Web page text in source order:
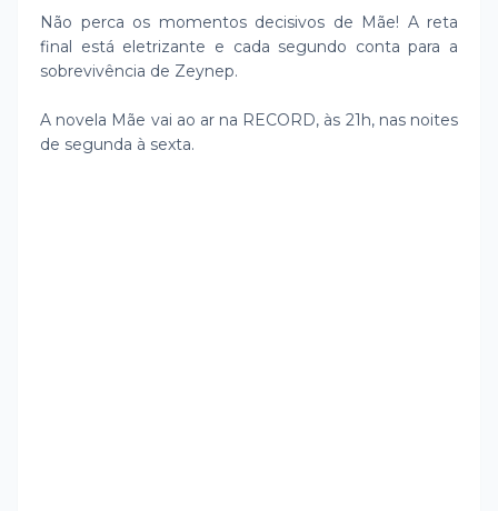
Não perca os momentos decisivos de Mãe! A reta
final está eletrizante e cada segundo conta para a
sobrevivência de Zeynep.
A novela Mãe vai ao ar na RECORD, às 21h, nas noites
de segunda à sexta.